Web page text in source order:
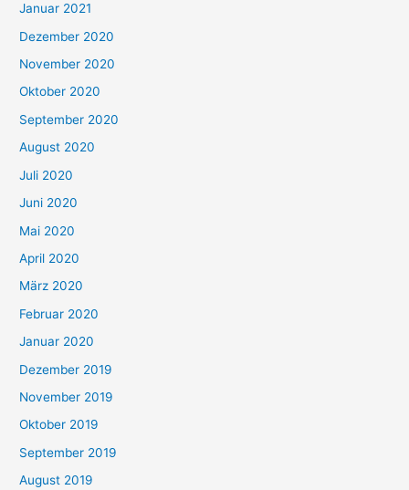
Januar 2021
Dezember 2020
November 2020
Oktober 2020
September 2020
August 2020
Juli 2020
Juni 2020
Mai 2020
April 2020
März 2020
Februar 2020
Januar 2020
Dezember 2019
November 2019
Oktober 2019
September 2019
August 2019